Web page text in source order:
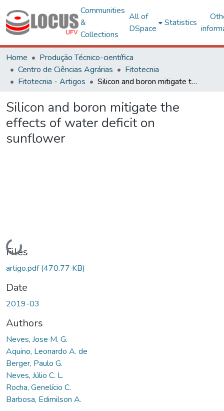
Communities
&
Collections
All of
DSpace
Statistics
Home
Produção Técnico-científica
Centro de Ciências Agrárias
Fitotecnia
Fitotecnia - Artigos
Silicon and boron mitigate the effects of water deficit on sunflower
Silicon and boron mitigate the
effects of water deficit on
sunflower
Loading...
Files
artigo.pdf(470.77 KB)
Date
2019-03
Authors
Neves, Jose M. G.
Aquino, Leonardo A. de
Berger, Paulo G.
Neves, Júlio C. L.
Rocha, Genelício C.
Barbosa, Edimilson A.